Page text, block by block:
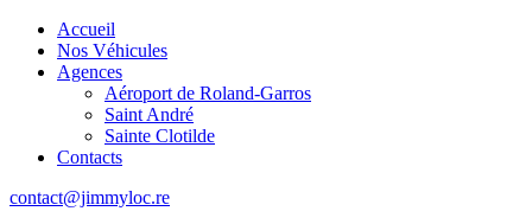
Accueil
Nos Véhicules
Agences
Aéroport de Roland-Garros
Saint André
Sainte Clotilde
Contacts
contact@jimmyloc.re